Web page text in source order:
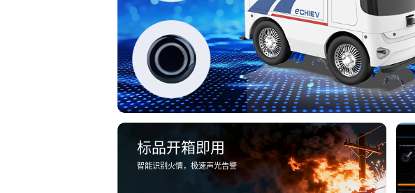
标品开箱即用
智能识别火情，极速声光告警